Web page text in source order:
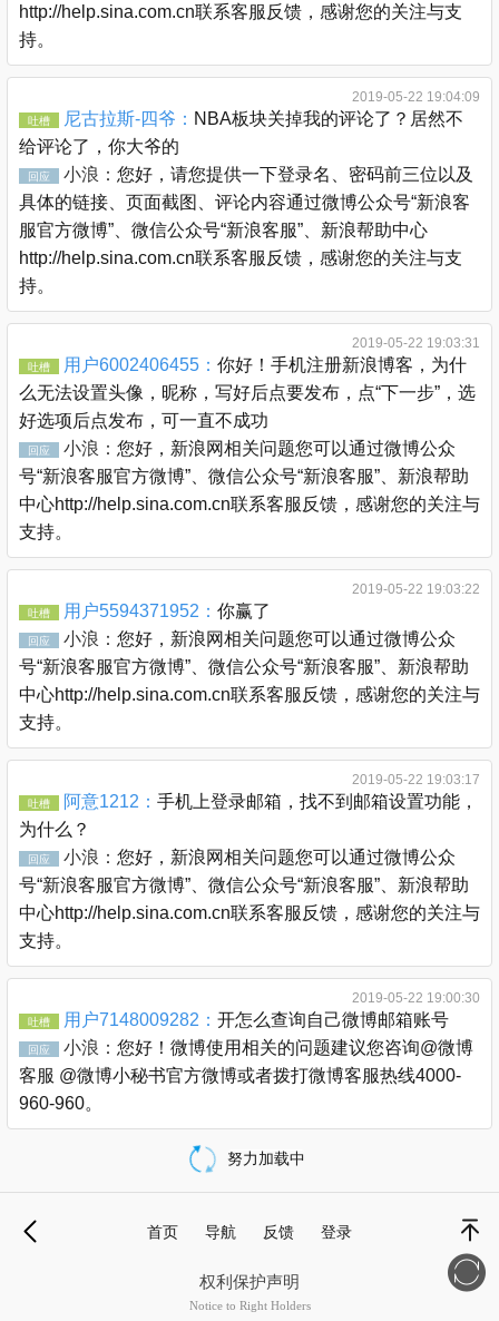
http://help.sina.com.cn联系客服反馈，感谢您的关注与支
持。
2019-05-22 19:04:09
吐槽 尼古拉斯-四爷： NBA板块关掉我的评论了？居然不
给评论了，你大爷的
回应 小浪： 您好，请您提供一下登录名、密码前三位以及
具体的链接、页面截图、评论内容通过微博公众号“新浪客
服官方微博”、微信公众号“新浪客服”、新浪帮助中心
http://help.sina.com.cn联系客服反馈，感谢您的关注与支
持。
2019-05-22 19:03:31
吐槽 用户6002406455： 你好！手机注册新浪博客，为什
么无法设置头像，昵称，写好后点要发布，点“下一步”，选
好选项后点发布，可一直不成功
回应 小浪： 您好，新浪网相关问题您可以通过微博公众
号“新浪客服官方微博”、微信公众号“新浪客服”、新浪帮助
中心http://help.sina.com.cn联系客服反馈，感谢您的关注与
支持。
2019-05-22 19:03:22
吐槽 用户5594371952： 你赢了
回应 小浪： 您好，新浪网相关问题您可以通过微博公众
号“新浪客服官方微博”、微信公众号“新浪客服”、新浪帮助
中心http://help.sina.com.cn联系客服反馈，感谢您的关注与
支持。
2019-05-22 19:03:17
吐槽 阿意1212： 手机上登录邮箱，找不到邮箱设置功能，
为什么？
回应 小浪： 您好，新浪网相关问题您可以通过微博公众
号“新浪客服官方微博”、微信公众号“新浪客服”、新浪帮助
中心http://help.sina.com.cn联系客服反馈，感谢您的关注与
支持。
2019-05-22 19:00:30
吐槽 用户7148009282： 开怎么查询自己微博邮箱账号
回应 小浪： 您好！微博使用相关的问题建议您咨询@微博
客服 @微博小秘书官方微博或者拨打微博客服热线4000-
960-960。
载
更
努力加载中
顶部
首页 导航 反馈 登录
权利保护声明
Notice to Right Holders